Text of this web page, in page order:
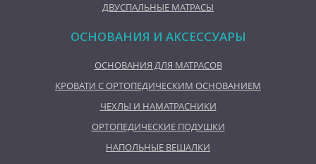
ДВУСПАЛЬНЫЕ МАТРАСЫ
ОСНОВАНИЯ И АКСЕССУАРЫ
ОСНОВАНИЯ ДЛЯ МАТРАСОВ
КРОВАТИ С ОРТОПЕДИЧЕСКИМ ОСНОВАНИЕМ
ЧЕХЛЫ И НАМАТРАСНИКИ
ОРТОПЕДИЧЕСКИЕ ПОДУШКИ
НАПОЛЬНЫЕ ВЕШАЛКИ